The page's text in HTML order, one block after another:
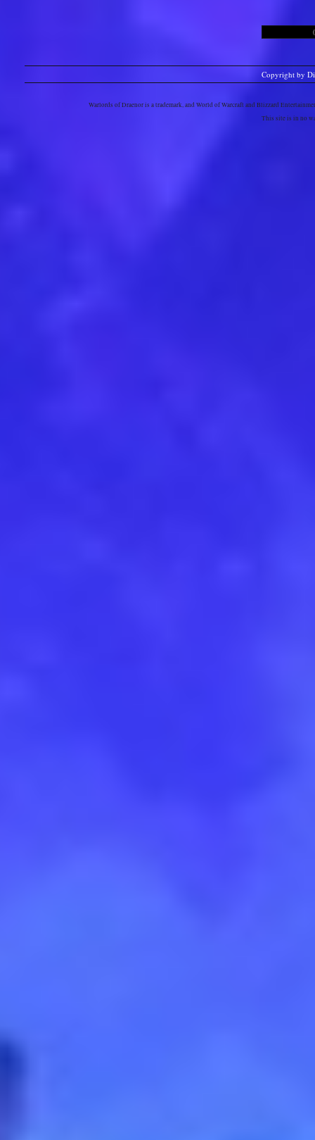
Copyright by
Warlords of Draenor is a trademark, and World of Warcraft and Blizzard
This site is in no